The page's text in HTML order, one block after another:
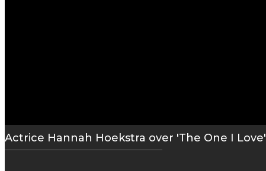
Actrice Hannah Hoekstra over 'The One I Love'